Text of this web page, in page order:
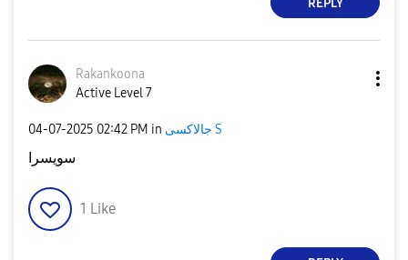
Rakankoona
Active Level 7
‎04-07-2025 02:42 PM in جالاكسى S
سويسرا
1 Like